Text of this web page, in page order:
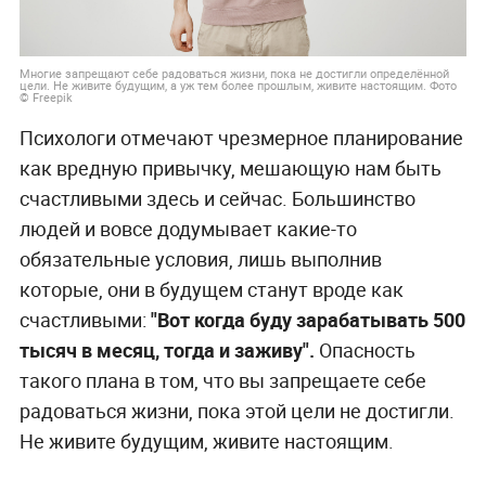
Многие запрещают себе радоваться жизни, пока не достигли определённой
цели. Не живите будущим, а уж тем более прошлым, живите настоящим. Фото
© Freepik
Психологи отмечают чрезмерное планирование
как вредную привычку, мешающую нам быть
счастливыми здесь и сейчас. Большинство
людей и вовсе додумывает какие-то
обязательные условия, лишь выполнив
которые, они в будущем станут вроде как
счастливыми: "Вот когда буду зарабатывать 500
тысяч в месяц, тогда и заживу". Опасность
такого плана в том, что вы запрещаете себе
радоваться жизни, пока этой цели не достигли.
Не живите будущим, живите настоящим.